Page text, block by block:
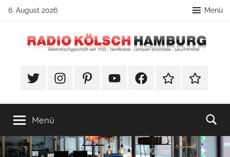
Zum
springen
6. August 2026 Menü
Radio
Hamburg
Lampenbau
#TwitterInstagramPinterestYouTubeFacebookTikTok Webshop
Menü